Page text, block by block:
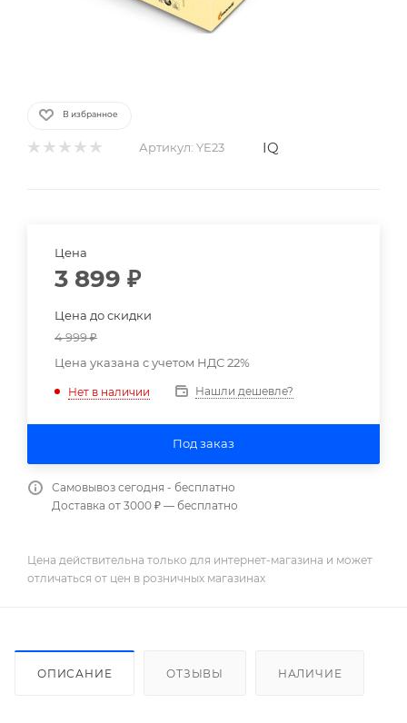
В избранное
Артикул: YE23 IQ
Цена
3 899 ₽
Цена до скидки
4 999₽
Цена указана с учетом НДС 22%
Нет в наличии Нашли дешевле?
Под заказ
Самовывоз сегодня - бесплатно
Доставка от 3000 ₽ — бесплатно
Цена действительна только для интернет-магазина и может
отличаться от цен в розничных магазинах
ОПИСАНИЕ ОТЗЫВЫ НАЛИЧИЕ